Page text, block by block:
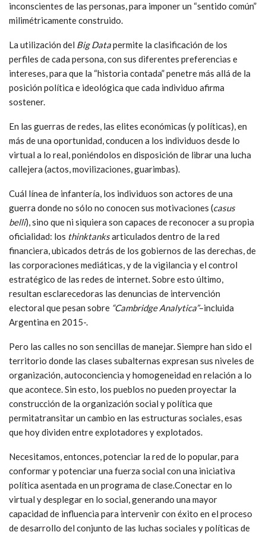
inconscientes de las personas, para imponer un “sentido común”
milimétricamente construido.
La utilización del Big Datapermite la clasificación de los
perfiles de cada persona, con sus diferentes preferencias e
intereses, para que la “historia contada” penetre más allá de la
posición política e ideológica que cada individuo afirma
sostener.
En las guerras de redes, las elites económicas (y políticas), en
más de una oportunidad, conducen a los individuos desde lo
virtual a lo real, poniéndolos en disposición de librar una lucha
callejera (actos, movilizaciones, guarimbas).
Cuál línea de infantería, los individuos son actores de una
guerra donde no sólo no conocen sus motivaciones (casus
belli), sino que ni siquiera son capaces de reconocer a su propia
oficialidad: los thinktanksarticulados dentro de la red
financiera, ubicados detrás de los gobiernos de las derechas, de
las corporaciones mediáticas, y de la vigilancia y el control
estratégico de las redes de internet. Sobre esto último,
resultan esclarecedoras las denuncias de intervención
electoral que pesan sobre “Cambridge Analytica”–incluida
Argentina en 2015-.
Pero las calles no son sencillas de manejar. Siempre han sido el
territorio donde las clases subalternas expresan sus niveles de
organización, autoconciencia y homogeneidad en relación a lo
que acontece. Sin esto, los pueblos no pueden proyectar la
construcción de la organización social y política que
permitatransitar un cambio en las estructuras sociales, esas
que hoy dividen entre explotadores y explotados.
Necesitamos, entonces, potenciar la red de lo popular, para
conformar y potenciar una fuerza social con una iniciativa
política asentada en un programa de clase.Conectar en lo
virtual y desplegar en lo social, generando una mayor
capacidad de influencia para intervenir con éxito en el proceso
de desarrollo del conjunto de las luchas sociales y políticas de